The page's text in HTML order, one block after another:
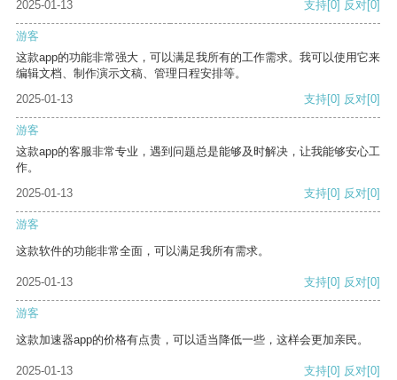
2025-01-13
支持[0] 反对[0]
游客
这款app的功能非常强大，可以满足我所有的工作需求。我可以使用它来
编辑文档、制作演示文稿、管理日程安排等。
2025-01-13
支持[0] 反对[0]
游客
这款app的客服非常专业，遇到问题总是能够及时解决，让我能够安心工
作。
2025-01-13
支持[0] 反对[0]
游客
这款软件的功能非常全面，可以满足我所有需求。
2025-01-13 支持[0] 反对[0]
游客
这款加速器app的价格有点贵，可以适当降低一些，这样会更加亲民。
2025-01-13 支持[0] 反对[0]